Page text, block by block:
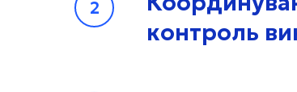
контроль